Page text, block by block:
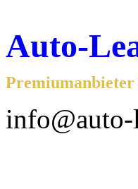
Auto-
Premiumanbieter
info@auto-